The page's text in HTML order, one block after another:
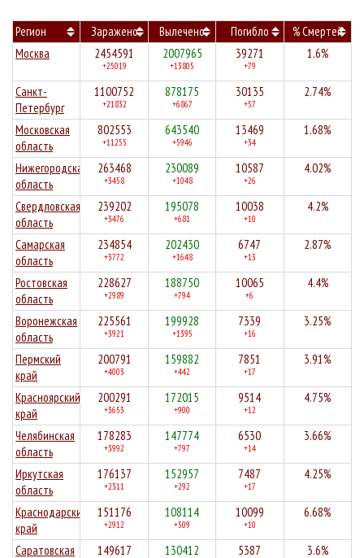
Регион Заражено Вылечено Погибло
% Смертей
Москва
2454591
+25019
2007965
+13805
39271
+79
1.6%
Санкт-
Петербург
1100752
+21832
878175
+6867
30135
+57
2.74%
Московская
область
802553
+11255
643540
+5946
13469
+34
1.68%
Нижегородская
область
263468
+3458
230089
+1048
10587
+26
4.02%
Свердловская
область
239202
+3476
195078
+681
10038
+10
4.2%
Самарская
область
234854
+3772
202430
+1648
6747
+13
2.87%
Ростовская
область
228627
+2989
188750
+794
10065
+6
4.4%
Воронежская
область
225561
+3921
199928
+1395
7339
+16
3.25%
Пермский
край
200791
+4003
159882
+442
7851
+17
3.91%
Красноярский
край
200291
+3653
172015
+900
9514
+12
4.75%
Челябинская
область
178283
+3992
147774
+797
6530
+14
3.66%
Иркутская
область
176137
+2311
152957
+292
7487
+17
4.25%
Краснодарский
край
151176
+2912
108114
+509
10099
+10
6.68%
Саратовская
149617 130412 5387 3.6%